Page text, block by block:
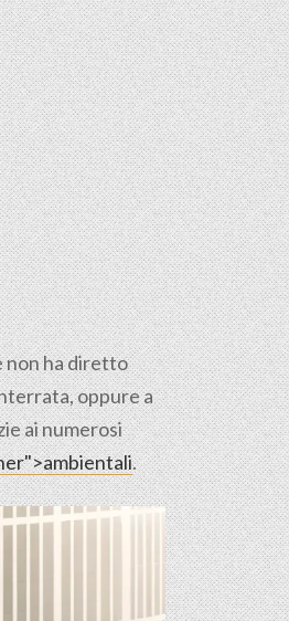
non ha diretto
oppure a
ai numerosi
.